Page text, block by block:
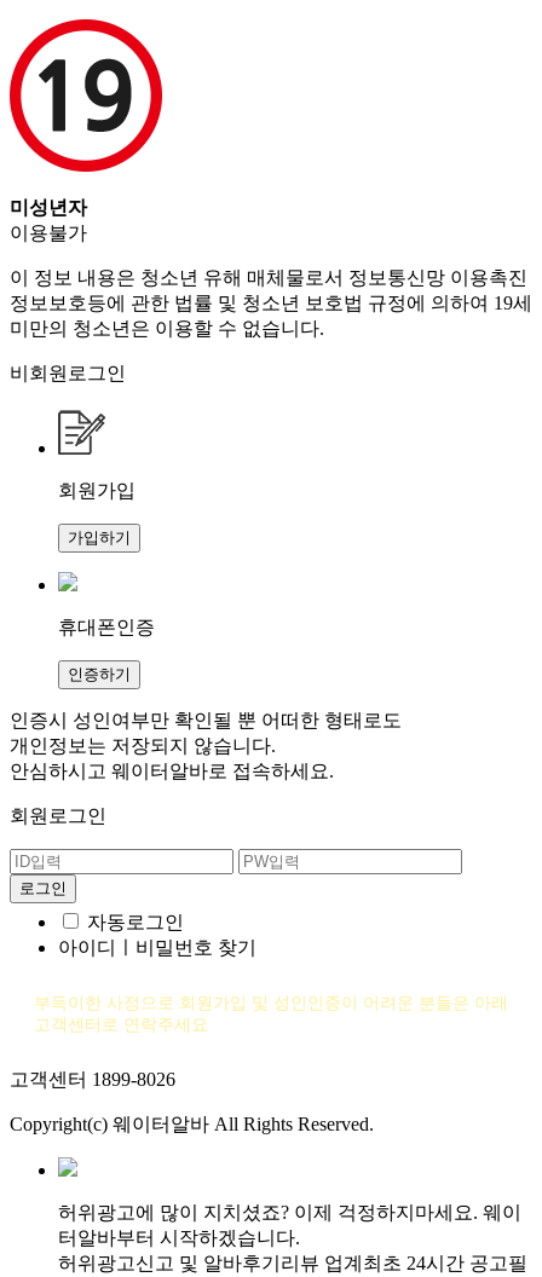
미성년자
이용불가
이 정보 내용은 청소년 유해 매체물로서 정보통신망 이용촉진
정보보호등에 관한 법률 및 청소년 보호법 규정에 의하여 19세
미만의 청소년은 이용할 수 없습니다.
비회원로그인
회원가입
가입하기
휴대폰인증
인증하기
인증시 성인여부만 확인될 뿐 어떠한 형태로도
개인정보는 저장되지 않습니다.
안심하시고 웨이터알바로 접속하세요.
회원로그인
자동로그인
아이디ㅣ비밀번호 찾기
부득이한 사정으로 회원가입 및 성인인증이 어려운 분들은 아래
고객센터로 연락주세요
고객센터 1899-8026
Copyright(c) 웨이터알바 All Rights Reserved.
허위광고에 많이 지치셨죠? 이제 걱정하지마세요. 웨이
터알바부터 시작하겠습니다.
허위광고신고 및 알바후기리뷰 업계최초 24시간 공고필